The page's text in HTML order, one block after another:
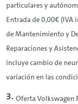
particulares y
Entrada de 0,00€ (IVA
de Mantenimiento y
Reparaciones y
incluye cambio de
variación en las
Oferta Volkswagen